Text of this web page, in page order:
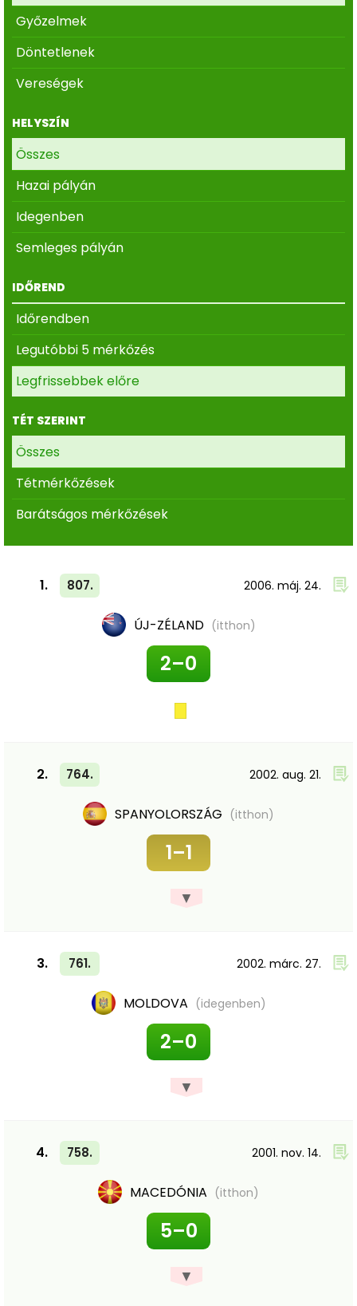
Győzelmek
Döntetlenek
Vereségek
HELYSZÍN
Összes
Hazai pályán
Idegenben
Semleges pályán
IDŐREND
Időrendben
Legutóbbi 5 mérkőzés
Legfrissebbek előre
TÉT SZERINT
Összes
Tétmérkőzések
Barátságos mérkőzések
1. 807. 2006. máj. 24.
ÚJ-ZÉLAND (itthon)
2–0
2. 764. 2002. aug. 21.
SPANYOLORSZÁG (itthon)
1–1
▼
3. 761. 2002. márc. 27.
MOLDOVA (idegenben)
2–0
▼
4. 758. 2001. nov. 14.
MACEDÓNIA (itthon)
5–0
▼